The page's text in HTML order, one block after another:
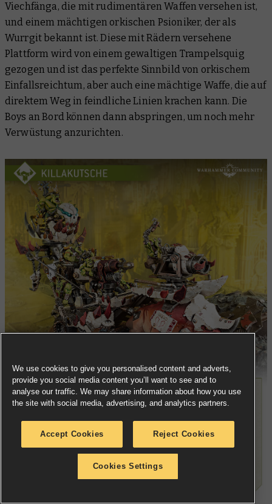
Viechfänga, die mit rudimentären Waffen versehen ist,
und einem mächtigen orkischen Psioniker, der als
Wurrgit bekannt ist. Diese mit Rädern versehene
Plattform wird von einem gewaltigen Trampelsquig
gezogen und ist das perfekte Sinnbild von orkischem
Einfallsreichtum, aber auch eine mächtige Waffe, die auf
direktem Weg in feindliche Linien krachen kann. Die
Boys an Bord können dann abspringen, um noch mehr
Verwüstung anzurichten.
We use cookies to give you personalised content and adverts,
provide you social media content you’ll want to see and to
analyse our traffic. We may share information about how you use
the site with social media, advertising, and analytics partners.
Accept Cookies Reject Cookies
Cookies Settings